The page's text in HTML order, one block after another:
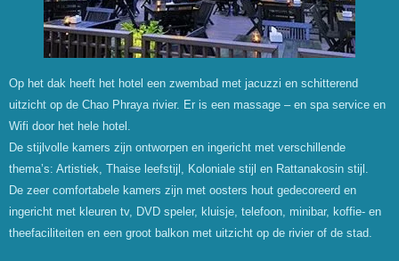
Op het dak heeft het hotel een zwembad met jacuzzi en schitterend
uitzicht op de Chao Phraya rivier. Er is een massage – en spa service en
Wifi door het hele hotel.
De stijlvolle kamers zijn ontworpen en ingericht met verschillende
thema’s: Artistiek, Thaise leefstijl, Koloniale stijl en Rattanakosin stijl.
De zeer comfortabele kamers zijn met oosters hout gedecoreerd en
ingericht met kleuren tv, DVD speler, kluisje, telefoon, minibar, koffie- en
theefaciliteiten en een groot balkon met uitzicht op de rivier of de stad.